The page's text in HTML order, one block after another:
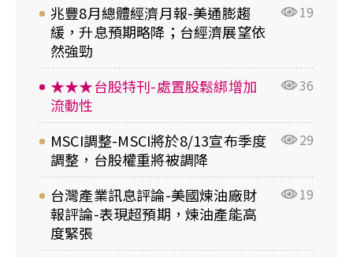
兆豐8月總體經濟月報-美通膨趨
緩，升息預期略降；台經濟展望依
然強勁
19
★★★台股特刊-處置股鬆綁增加
流動性
36
MSCI調整-MSCI將於8/13宣布季度
調整，台股權重將被調降
29
台灣產業訊息評論-美國煉油廠財
報評論-表現超預期，煉油產能高
度緊張
19